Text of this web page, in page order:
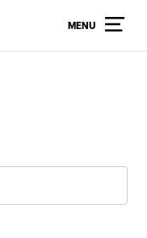
MENU